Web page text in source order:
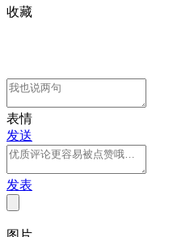
收藏
表情
发送
发表